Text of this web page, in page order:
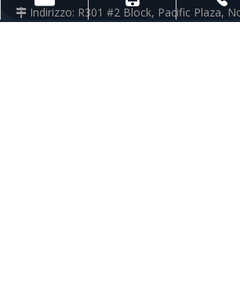
 Indirizzo: R301 #2 Block, Pacific Plaza,